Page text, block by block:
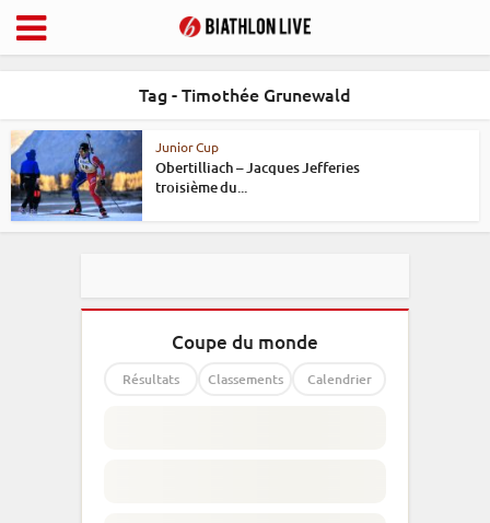
Tag - Timothée Grunewald
Junior Cup
Obertilliach – Jacques Jefferies
troisième du...
Coupe du monde
Résultats Classements Calendrier